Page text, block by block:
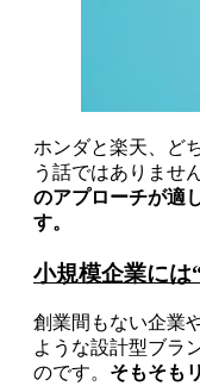
ホンダと楽天、ど
う話ではありません
のアプローチが適
す。
小規模企業には
創業間もない企業
ような設計型ブラ
のです。 そもそも